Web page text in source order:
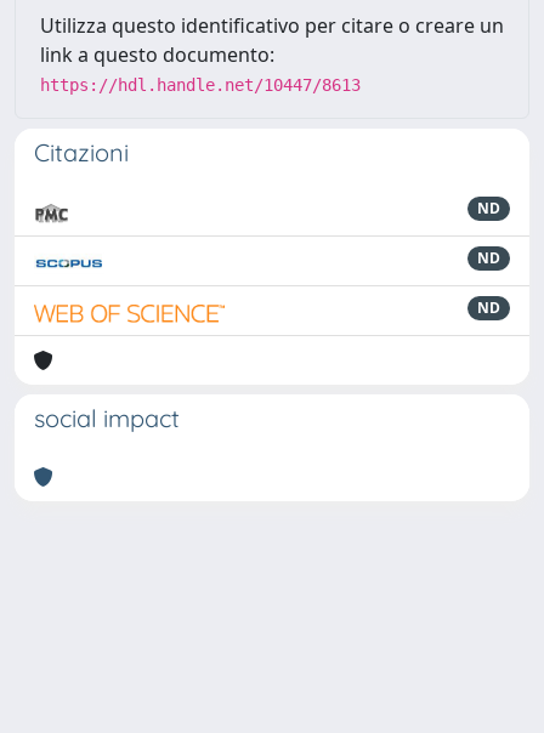
Utilizza questo identificativo per citare o creare un
link a questo documento:
https://hdl.handle.net/10447/8613
Citazioni
ND
ND
ND
social impact